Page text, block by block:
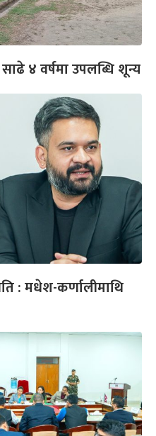
४ वर्षमा उपलब्धि शून्य
: मधेश-कर्णालीमाथि